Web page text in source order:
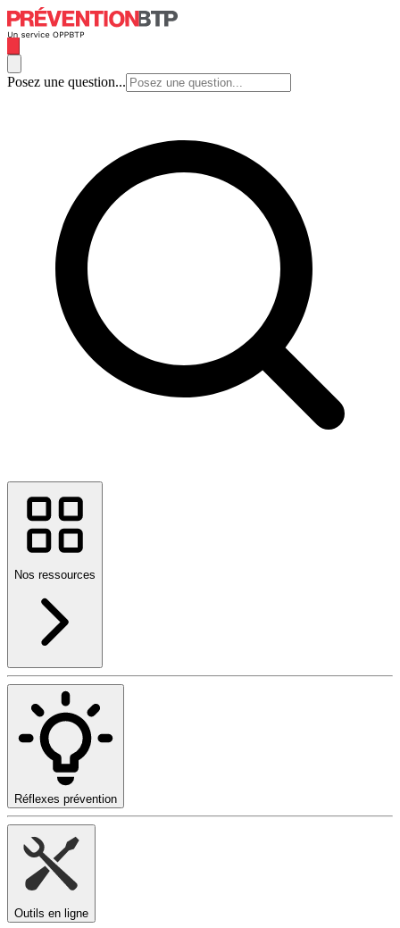
Posez une question...
Nos ressources
Réflexes prévention
Outils en ligne